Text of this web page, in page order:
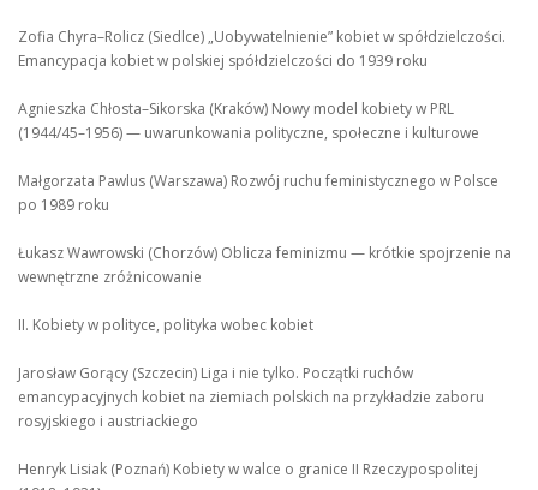
Zofia Chyra–Rolicz (Siedlce) „Uobywatelnienie” kobiet w spółdzielczości.
Emancypacja kobiet w polskiej spółdzielczości do 1939 roku
Agnieszka Chłosta–Sikorska (Kraków) Nowy model kobiety w PRL
(1944/45–1956) — uwarunkowania polityczne, społeczne i kulturowe
Małgorzata Pawlus (Warszawa) Rozwój ruchu feministycznego w Polsce
po 1989 roku
Łukasz Wawrowski (Chorzów) Oblicza feminizmu — krótkie spojrzenie na
wewnętrzne zróżnicowanie
II. Kobiety w polityce, polityka wobec kobiet
Jarosław Gorący (Szczecin) Liga i nie tylko. Początki ruchów
emancypacyjnych kobiet na ziemiach polskich na przykładzie zaboru
rosyjskiego i austriackiego
Henryk Lisiak (Poznań) Kobiety w walce o granice II Rzeczypospolitej